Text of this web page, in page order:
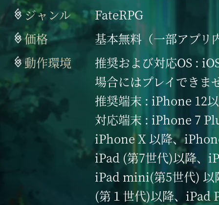
ジャンル
FateRPG
価格
基本無料（一部アプリ
動作環境
推奨および対応OS :
場合にはプレイできま
推奨端末 : iPhone 12
対応端末 : iPhone 7
iPhone X 以降、
iPad (第7世代)以降、
iPad mini(第5世代) 以
(第１世代)以降、iPad